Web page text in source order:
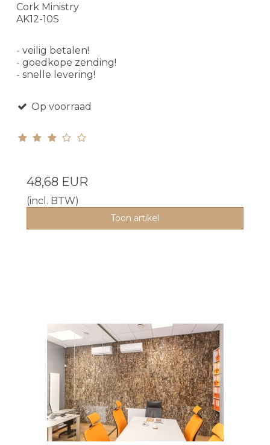
Cork Ministry
AK12-10S
- veilig betalen!
- goedkope zending!
- snelle levering!
Op voorraad
48,68 EUR
(incl. BTW)
Toon artikel